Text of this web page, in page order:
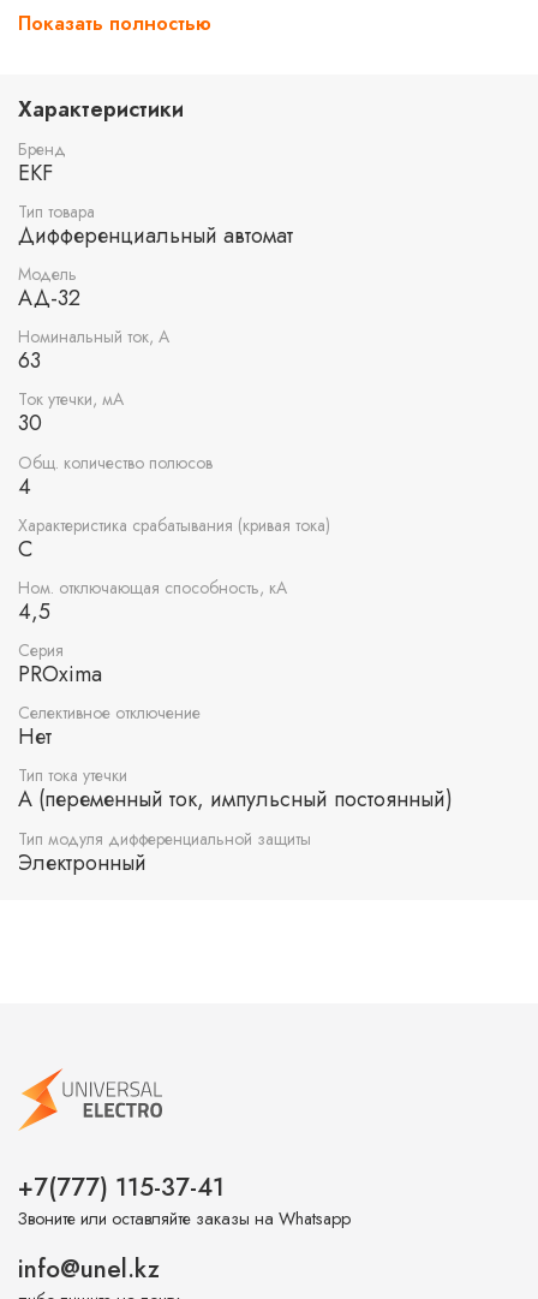
что позволяет эффективно использовать его в трехфазных
защиту как от переменного, так и от пульсирующего
постоянного тока.
Показать полностью
Характеристики
Бренд
EKF
Тип товара
Дифференциальный автомат
Модель
АД-32
Номинальный ток, А
63
Ток утечки, мА
30
Общ. количество полюсов
4
Характеристика срабатывания (кривая тока)
C
Ном. отключающая способность, кА
4,5
Серия
PROxima
Селективное отключение
Нет
Тип тока утечки
A (переменный ток, импульсный постоянный)
Тип модуля дифференциальной защиты
Электронный
+7(777) 115-37-41
Звоните или оставляйте заказы на Whatsapp
info@unel.kz